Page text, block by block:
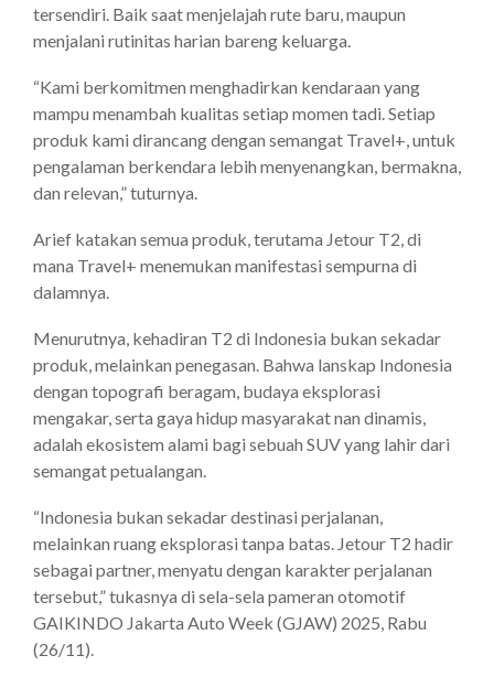
tersendiri. Baik saat menjelajah rute baru, maupun
menjalani rutinitas harian bareng keluarga.
“Kami berkomitmen menghadirkan kendaraan yang
mampu menambah kualitas setiap momen tadi. Setiap
produk kami dirancang dengan semangat Travel+, untuk
pengalaman berkendara lebih menyenangkan, bermakna,
dan relevan,” tuturnya.
Arief katakan semua produk, terutama Jetour T2, di
mana Travel+ menemukan manifestasi sempurna di
dalamnya.
Menurutnya, kehadiran T2 di Indonesia bukan sekadar
produk, melainkan penegasan. Bahwa lanskap Indonesia
dengan topografi beragam, budaya eksplorasi
mengakar, serta gaya hidup masyarakat nan dinamis,
adalah ekosistem alami bagi sebuah SUV yang lahir dari
semangat petualangan.
“Indonesia bukan sekadar destinasi perjalanan,
melainkan ruang eksplorasi tanpa batas. Jetour T2 hadir
sebagai partner, menyatu dengan karakter perjalanan
tersebut,” tukasnya di sela-sela pameran otomotif
GAIKINDO Jakarta Auto Week (GJAW) 2025, Rabu
(26/11).